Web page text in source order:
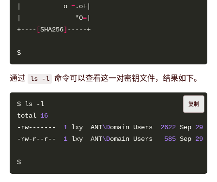
|           o =
|              *O=
+---- [SHA256]
通过 ls -l 命令可以查看这一对密钥文件，结果如下。
total 16
-rw------- 1 lxy  ANT\Domain Users 2622 Sep 29
-rw-r--r-- 1 lxy  ANT\Domain Users 585 Sep 29
复制